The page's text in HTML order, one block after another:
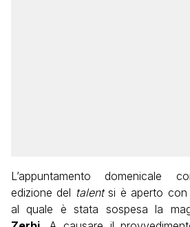
L’appuntamento domenicale
edizione del talentsi è aperto con
al quale è stata sospesa la